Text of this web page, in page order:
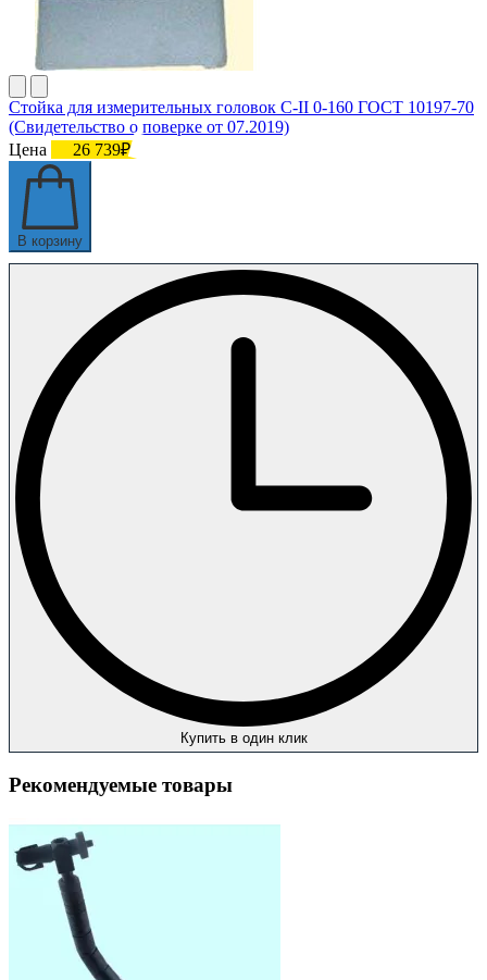
Стойка для измерительных головок С-II 0-160 ГОСТ 10197-70
(Свидетельство о поверке от 07.2019)
Цена
26 739₽
В корзину
Купить в один клик
Рекомендуемые товары